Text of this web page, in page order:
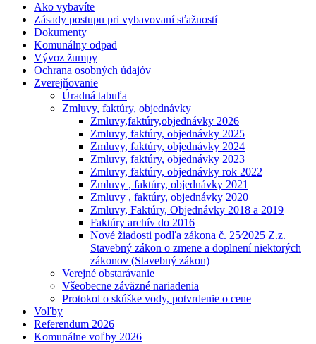
Ako vybavíte
Zásady postupu pri vybavovaní sťažností
Dokumenty
Komunálny odpad
Vývoz žumpy
Ochrana osobných údajóv
Zverejňovanie
Úradná tabuľa
Zmluvy, faktúry, objednávky
Zmluvy,faktúry,objednávky 2026
Zmluvy, faktúry, objednávky 2025
Zmluvy, faktúry, objednávky 2024
Zmluvy, faktúry, objednávky 2023
Zmluvy, faktúry, objednávky rok 2022
Zmluvy , faktúry, objednávky 2021
Zmluvy , faktúry, objednávky 2020
Zmluvy, Faktúry, Objednávky 2018 a 2019
Faktúry archív do 2016
Nové žiadosti podľa zákona č. 25⁄2025 Z.z.
Stavebný zákon o zmene a doplnení niektorých
zákonov (Stavebný zákon)
Verejné obstarávanie
Všeobecne záväzné nariadenia
Protokol o skúške vody, potvrdenie o cene
Voľby
Referendum 2026
Komunálne voľby 2026